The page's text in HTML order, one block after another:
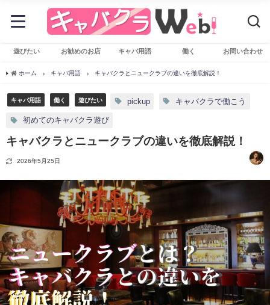
遊びたい お勧めのお店 キャバ用語 働く お問い合わせ
ホーム キャバ用語 キャバクラとニュークラブの違いを徹底解説！
キャバ用語 働く 遊びたい pickup キャバクラで働こう
初めてのキャバクラ遊び
キャバクラとニュークラブの違いを徹底解説！
2026年5月25日